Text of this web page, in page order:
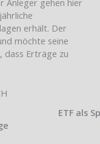
Anleger gehen hier
erhält. Der
möchte seine
dass Erträge zu
ETF als